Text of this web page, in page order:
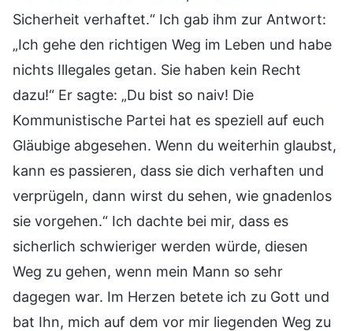
Sicherheit verhaftet.“ Ich gab ihm zur Antwort:
„Ich gehe den richtigen Weg im Leben und habe
nichts Illegales getan. Sie haben kein Recht
dazu!“ Er sagte: „Du bist so naiv! Die
Kommunistische Partei hat es speziell auf euch
Gläubige abgesehen. Wenn du weiterhin glaubst,
kann es passieren, dass sie dich verhaften und
verprügeln, dann wirst du sehen, wie gnadenlos
sie vorgehen.“ Ich dachte bei mir, dass es
sicherlich schwieriger werden würde, diesen
Weg zu gehen, wenn mein Mann so sehr
dagegen war. Im Herzen betete ich zu Gott und
bat Ihn, mich auf dem vor mir liegenden Weg zu